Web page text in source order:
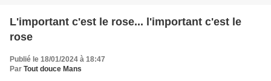
L'important c'est le rose... l'important c'est le
rose
Publié le 18/01/2024 à 18:47
Par Tout douce Mans